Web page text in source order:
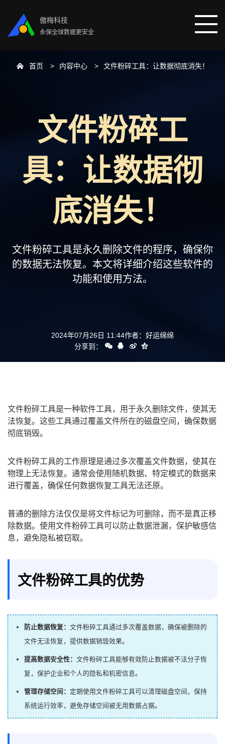
傲梅科技
永保全球数据更安全
首页
数据恢复
数据备份
首页 内容中心 文件粉碎工具：让数据彻底消失！
文件粉碎工
具：让数据彻
底消失！
文件粉碎工具是永久删除文件的程序，确保你
的数据无法恢复。本文将详细介绍这些软件的
功能和使用方法。
2024年07月26日 11:44作者： 好运绵绵
分享到：
文件粉碎工具是一种软件工具，用于永久删除文件，使其无
法恢复。这些工具通过覆盖文件所在的磁盘空间，确保数据
彻底销毁。
文件粉碎工具的工作原理是通过多次覆盖文件数据，使其在
物理上无法恢复。通常会使用随机数据、特定模式的数据来
进行覆盖，确保任何数据恢复工具无法还原。
普通的删除方法仅仅是将文件标记为可删除，而不是真正移
除数据。使用文件粉碎工具可以防止数据泄漏，保护敏感信
息，避免隐私被窃取。
文件粉碎工具的优势
防止数据恢复： 文件粉碎工具通过多次覆盖数据，确保被删除的
文件无法恢复，提供数据销毁效果。
提高数据安全性： 文件粉碎工具能够有效防止数据被不法分子恢
复，保护企业和个人的隐私和机密信息。
管理存储空间： 定期使用文件粉碎工具可以清理磁盘空间，保持
系统运行效率，避免存储空间被无用数据占据。